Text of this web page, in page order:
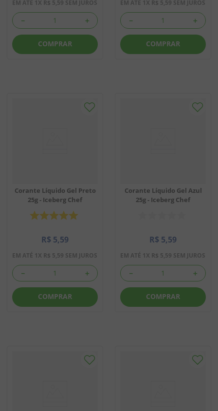
EM ATÉ 1X R$ 5,59 SEM JUROS
＋
－
COMPRAR
EM ATÉ 1X R$ 5,59 SEM JUROS
＋
－
COMPRAR
Corante Líquido Gel Preto
25g - Iceberg Chef
R$ 5,59
EM ATÉ 1X R$ 5,59 SEM JUROS
＋
－
COMPRAR
Corante Líquido Gel Azul
25g - Iceberg Chef
R$ 5,59
EM ATÉ 1X R$ 5,59 SEM JUROS
＋
－
COMPRAR